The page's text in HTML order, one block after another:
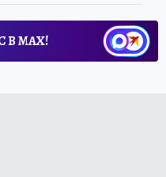
В МАХ!